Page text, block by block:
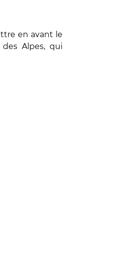
en avant le
Alpes, qui